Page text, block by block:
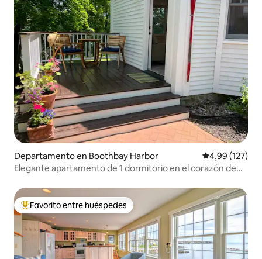
Departamento en Boothbay Harbor Calificación
4,99 (127)
Elegante apartamento de 1 dormitorio en el corazón de
Favorito entre los huéspedes más destacados
Favorito entre huéspedes